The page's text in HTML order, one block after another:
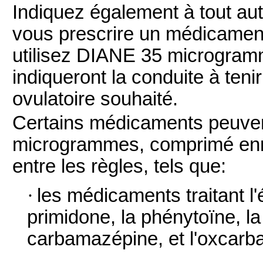
Indiquez également à tout
vous prescrire un
utilisez DIANE 35
indiqueront la conduite à
ovulatoire souhaité.
Certains médicaments
microgrammes, comprimé
entre les règles, tels que:
· les médicaments traitant
primidone, la phénytoïne,
carbamazépine, et